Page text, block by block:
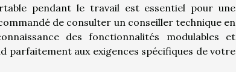
pendant le travail est essentiel pour une
de consulter un conseiller technique en
des fonctionnalités modulables et
parfaitement aux exigences spécifiques de votre